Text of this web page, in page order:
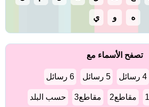
ه و ي
تصفح الأسماء مع
4 رسائل 5 رسائل 6 رسائل
مقاطع2 مقاطع3 حسب البلد